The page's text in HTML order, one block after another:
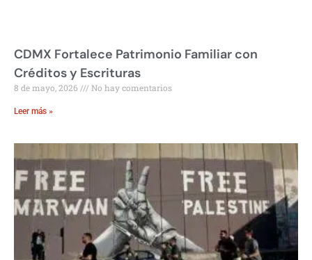
CDMX Fortalece Patrimonio Familiar con
Créditos y Escrituras
8 de mayo, 2026 No hay comentarios
Leer más »